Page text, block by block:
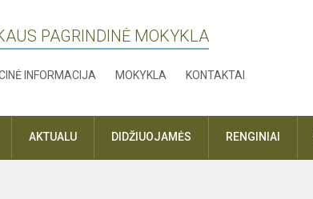
PAGRINDINĖ MOKYKLA
INFORMACIJA MOKYKLA KONTAKTAI
AKTUALU DIDŽIUOJAMĖS RENGINIAI